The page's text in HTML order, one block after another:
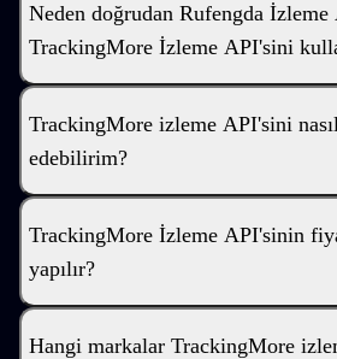
Neden doğrudan Rufengda
TrackingMore İzleme API'sini
TrackingMore izleme API'sini
edebilirim?
TrackingMore İzleme API'sinin
yapılır?
Hangi markalar TrackingMore